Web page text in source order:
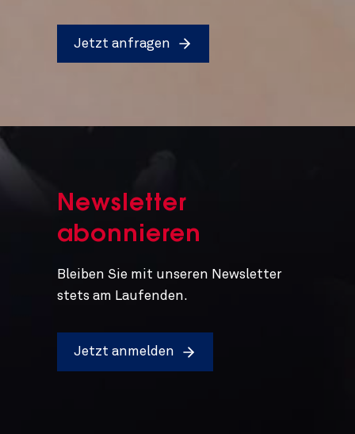
Jetzt anfragen
Newsletter
abonnieren
Bleiben Sie mit unseren Newsletter
stets am Laufenden.
Jetzt anmelden